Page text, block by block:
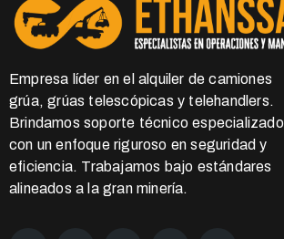
Empresa líder en el alquiler de camiones
grúa, grúas telescópicas y telehandlers.
Brindamos soporte técnico especializado
con un enfoque riguroso en seguridad y
eficiencia. Trabajamos bajo estándares
alineados a la gran minería.